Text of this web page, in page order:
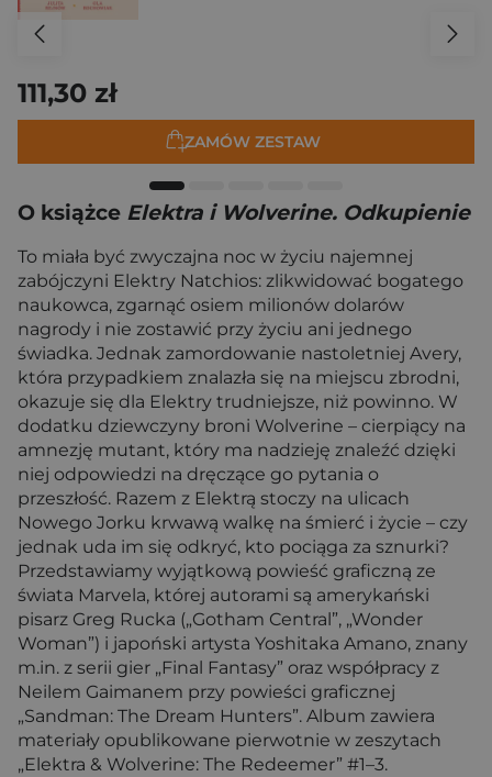
111,30 zł
ZAMÓW ZESTAW
O książce Elektra i Wolverine. Odkupienie
To miała być zwyczajna noc w życiu najemnej
zabójczyni Elektry Natchios: zlikwidować bogatego
naukowca, zgarnąć osiem milionów dolarów
nagrody i nie zostawić przy życiu ani jednego
świadka. Jednak zamordowanie nastoletniej Avery,
która przypadkiem znalazła się na miejscu zbrodni,
okazuje się dla Elektry trudniejsze, niż powinno. W
dodatku dziewczyny broni Wolverine – cierpiący na
amnezję mutant, który ma nadzieję znaleźć dzięki
niej odpowiedzi na dręczące go pytania o
przeszłość. Razem z Elektrą stoczy na ulicach
Nowego Jorku krwawą walkę na śmierć i życie – czy
jednak uda im się odkryć, kto pociąga za sznurki?
Przedstawiamy wyjątkową powieść graficzną ze
świata Marvela, której autorami są amerykański
pisarz Greg Rucka („Gotham Central”, „Wonder
Woman”) i japoński artysta Yoshitaka Amano, znany
m.in. z serii gier „Final Fantasy” oraz współpracy z
Neilem Gaimanem przy powieści graficznej
„Sandman: The Dream Hunters”. Album zawiera
materiały opublikowane pierwotnie w zeszytach
„Elektra & Wolverine: The Redeemer” #1–3.